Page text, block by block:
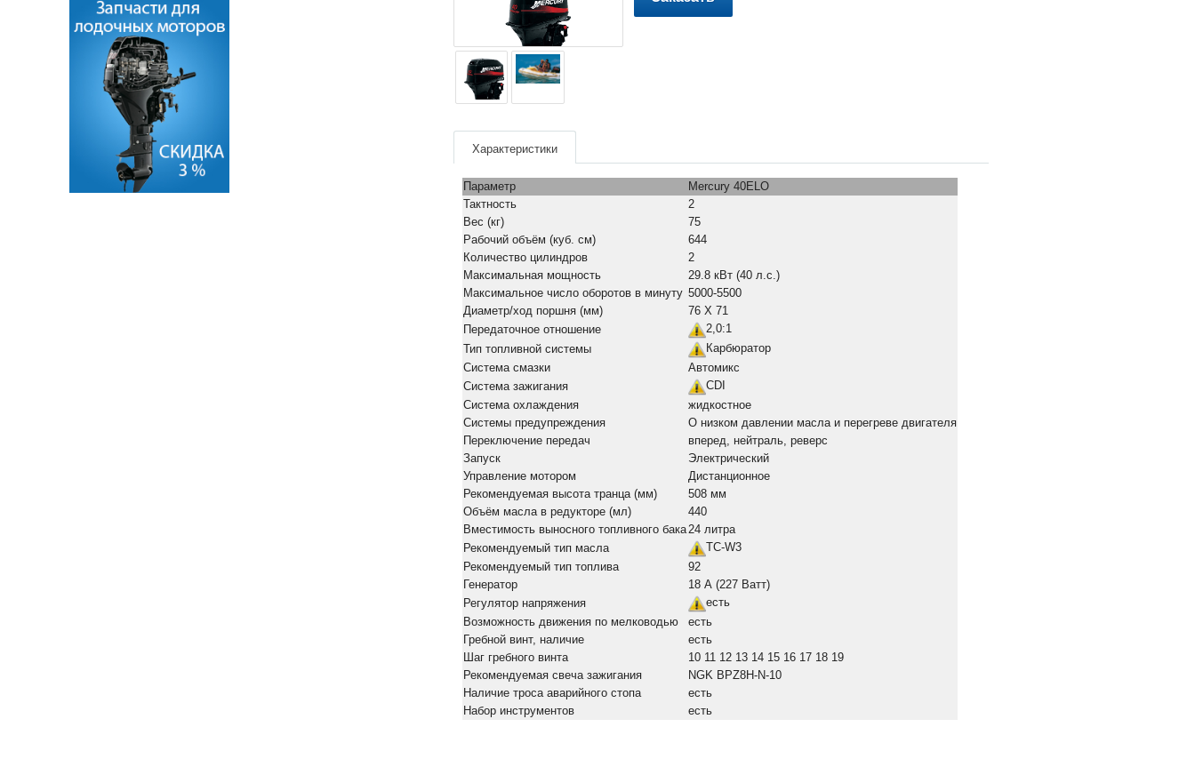
Характеристики
Параметр
Mercury 40ELO
Тактность
2
Вес (кг)
75
Рабочий объём (куб. см)
644
Количество цилиндров
2
Максимальная мощность
29.8 кВт (40 л.с.)
Максимальное число оборотов в минуту 5000-5500
Диаметр/ход поршня (мм)
76 Х 71
Передаточное отношение
2,0:1
Тип топливной системы
Карбюратор
Система смазки
Автомикс
Система зажигания
CDI
Система охлаждения
жидкостное
Системы предупреждения
О низком давлении масла и перегреве двигателя
Переключение передач
вперед, нейтраль, реверс
Запуск
Электрический
Управление мотором
Дистанционное
Рекомендуемая высота транца (мм)
508 мм
Объём масла в редукторе (мл)
440
Вместимость выносного топливного бака 24 литра
Рекомендуемый тип масла
TC-W3
Рекомендуемый тип топлива
92
Генератор
18 А (227 Ватт)
Регулятор напряжения
есть
Возможность движения по мелководью
есть
Гребной винт, наличие
есть
Шаг гребного винта
10 11 12 13 14 15 16 17 18 19
Рекомендуемая свеча зажигания
NGK BPZ8H-N-10
Наличие троса аварийного стопа
есть
Набор инструментов
есть